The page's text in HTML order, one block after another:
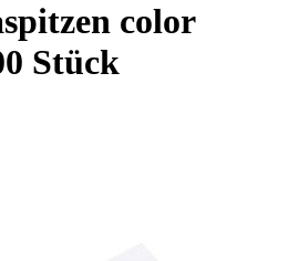
color
Stück